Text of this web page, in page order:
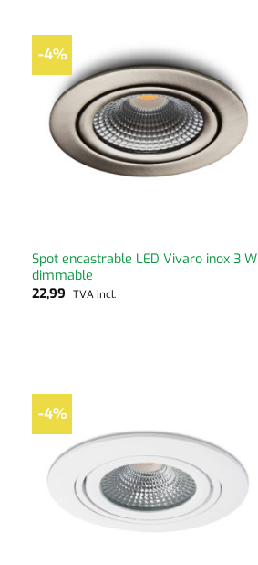
-4%
Spot encastrable LED Vivaro inox 3 W
dimmable
22,99 TVA incl.
-4%